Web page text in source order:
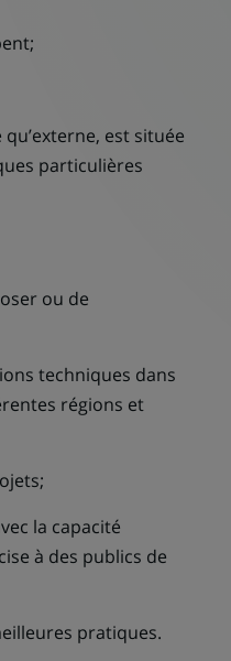
est située
particulières
ou de
techniques dans
régions et
la capacité
à des publics de
pratiques.